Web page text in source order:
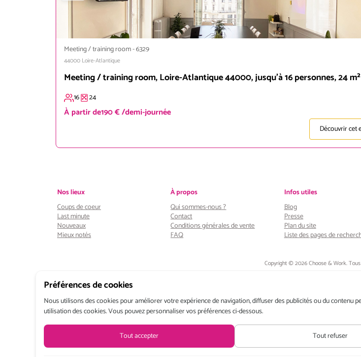
Préférences de cookies
Nous utilisons des cookies pour améliorer votre expérience de navigation, diffuser des publicités ou du contenu
utilisation des cookies. Vous pouvez personnaliser vos préférences ci-dessous.
Tout accepter Tout refuser
Meeting / training room-6329
44000 Loire-Atlantique
Meeting / training room, Loire-Atlantique 44000, jusqu'à 16 personnes, 24 m²
16 24
À partir de190 € /demi-journée
Découvrir cet
Nos lieux
Coups de coeur
Last minute
Nouveaux
Mieux notés
À propos
Qui sommes-nous ?
Contact
Conditions générales de vente
FAQ
Infos utiles
Blog
Presse
Plan du site
Liste des pages de
Copyright © 2026 Choose & Work.
Tél: +33 (0) 1 80 522
Belgique : 156, avenue de Floréal –
France : 3, rue du Colonel Moll –
Conditions générales de ventePolitique de